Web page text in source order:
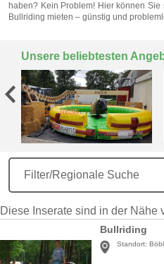
haben? Kein Problem! Hier können
Bullriding mieten – günstig und
Unsere beliebtesten
Filter/Regionale Suche
Diese Inserate sind in der Nähe
Bullriding
Standort: